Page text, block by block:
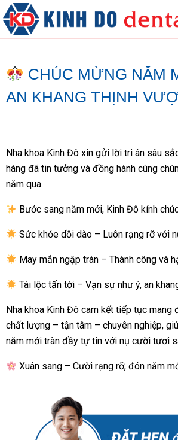
CHÚC MỪNG NĂM
AN KHANG THỊNH
Nha khoa Kinh Đô xin gửi lời tri ân sâu
hàng đã tin tưởng và đồng hành cùng
năm qua.
Bước sang năm mới, Kinh Đô kính
Sức khỏe dồi dào – Luôn rạng rỡ với
May mắn ngập tràn – Thành công và
Tài lộc tấn tới – Vạn sự như ý, an
Nha khoa Kinh Đô cam kết tiếp tục mang
chất lượng – tận tâm – chuyên nghiệp,
năm mới tràn đầy tự tin với nụ cười tươi
Xuân sang – Cười rạng rỡ, đón năm